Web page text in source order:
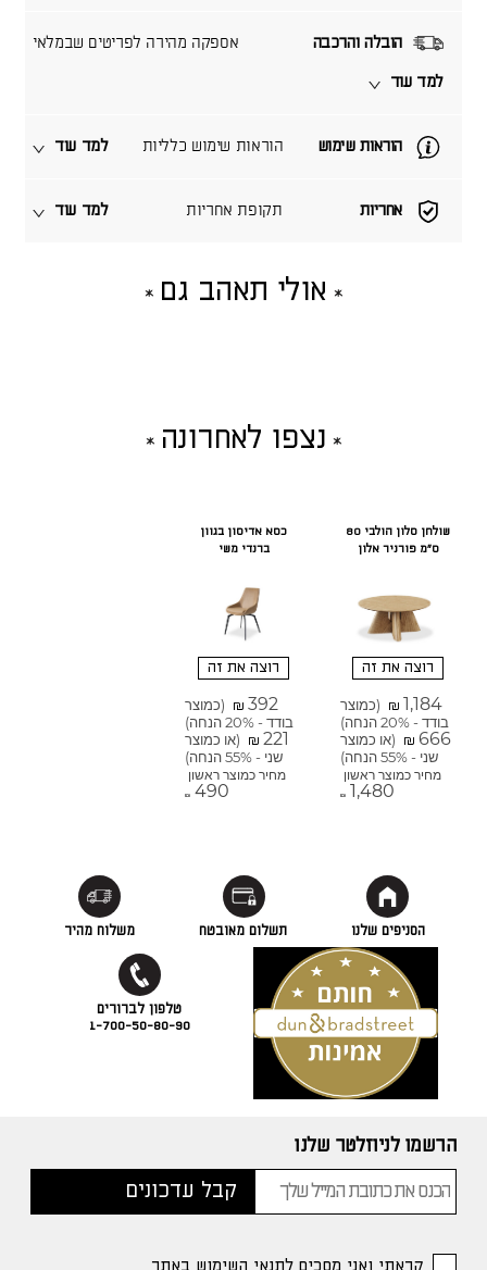
אחריות תקופת אחריות למד עוד
הוראות שימוש הוראות שימוש כלליות למד עוד
הובלה והרכבה אספקה מהירה לפריטים שבמלאי
למד עוד
אולי תאהב גם
נצפו לאחרונה
שולחן סלון הולבי 80
ס"מ פורניר אלון
רוצה את זה
₪ 1,184
(כמוצר
בודד - 20% הנחה)
₪ 666
(או כמוצר
שני - 55% הנחה)
מחיר כמוצר ראשון
₪ 1,480
כסא אדיסון בגוון
ברנדי משי
רוצה את זה
₪ 392
(כמוצר
בודד - 20% הנחה)
₪ 221
(או כמוצר
שני - 55% הנחה)
מחיר כמוצר ראשון
₪ 490
הסניפים שלנו תשלום מאובטח משלוח מהיר
1-700-50-80-90
הרשמו לניוזלטר שלנו